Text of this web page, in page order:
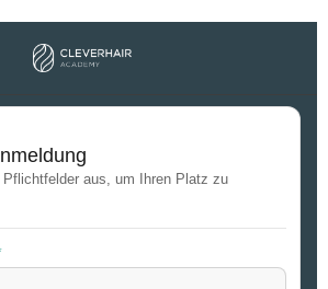
aus, um Ihren Platz zu